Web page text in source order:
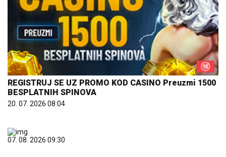
REGISTRUJ SE UZ PROMO KOD CASINO Preuzmi 1500
BESPLATNIH SPINOVA
20. 07. 2026 08:04
07. 08. 2026 09:30